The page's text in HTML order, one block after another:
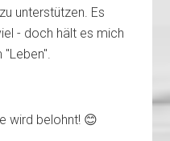
unterstützen. Es
- doch hält es mich
wird belohnt! 😊